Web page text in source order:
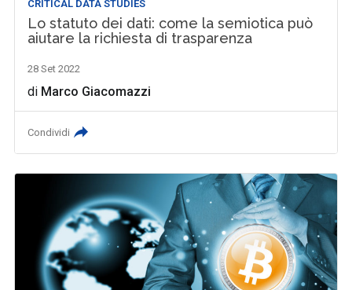
CRITICAL DATA STUDIES
Lo statuto dei dati: come la semiotica può
aiutare la richiesta di trasparenza
28 Set 2022
di Marco Giacomazzi
Condividi